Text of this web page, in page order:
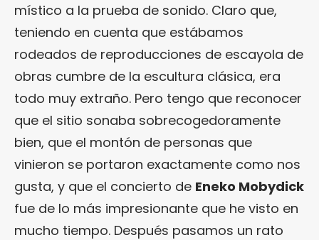
místico a la prueba de sonido. Claro que,
teniendo en cuenta que estábamos
rodeados de reproducciones de escayola de
obras cumbre de la escultura clásica, era
todo muy extraño. Pero tengo que reconocer
que el sitio sonaba sobrecogedoramente
bien, que el montón de personas que
vinieron se portaron exactamente como nos
gusta, y que el concierto de Eneko Mobydick
fue de lo más impresionante que he visto en
mucho tiempo. Después pasamos un rato